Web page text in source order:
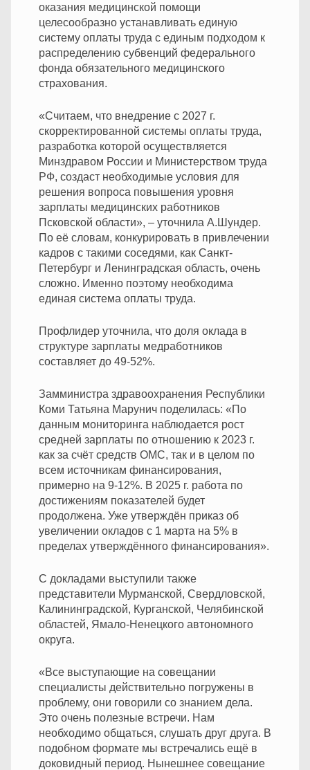
оказания медицинской помощи
целесообразно устанавливать единую
систему оплаты труда с единым подходом к
распределению субвенций федерального
фонда обязательного медицинского
страхования.
«Считаем, что внедрение с 2027 г.
скорректированной системы оплаты труда,
разработка которой осуществляется
Минздравом России и Министерством труда
РФ, создаст необходимые условия для
решения вопроса повышения уровня
зарплаты медицинских работников
Псковской области», – уточнила А.Шундер.
По её словам, конкурировать в привлечении
кадров с такими соседями, как Санкт-
Петербург и Ленинградская область, очень
сложно. Именно поэтому необходима
единая система оплаты труда.
Профлидер уточнила, что доля оклада в
структуре зарплаты медработников
составляет до 49-52%.
Замминистра здравоохранения Республики
Коми Татьяна Марунич поделилась: «По
данным мониторинга наблюдается рост
средней зарплаты по отношению к 2023 г.
как за счёт средств ОМС, так и в целом по
всем источникам финансирования,
примерно на 9-12%. В 2025 г. работа по
достижениям показателей будет
продолжена. Уже утверждён приказ об
увеличении окладов с 1 марта на 5% в
пределах утверждённого финансирования».
С докладами выступили также
представители Мурманской, Свердловской,
Калининградской, Курганской, Челябинской
областей, Ямало-Ненецкого автономного
округа.
«Все выступающие на совещании
специалисты действительно погружены в
проблему, они говорили со знанием дела.
Это очень полезные встречи. Нам
необходимо общаться, слушать друг друга. В
подобном формате мы встречались ещё в
доковидный период. Нынешнее совещание